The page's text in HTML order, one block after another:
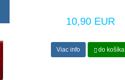
10,90 EUR
Viac info do košíka